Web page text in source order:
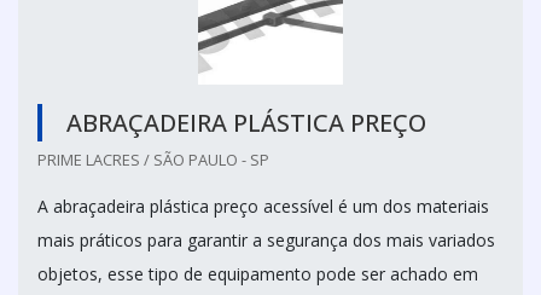
ABRAÇADEIRA PLÁSTICA PREÇO
PRIME LACRES / SÃO PAULO - SP
A abraçadeira plástica preço acessível é um dos materiais
mais práticos para garantir a segurança dos mais variados
objetos, esse tipo de equipamento pode ser achado em